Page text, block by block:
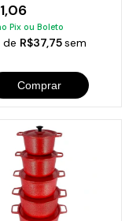
Pix ou Boleto
de R$37,75sem
Comprar